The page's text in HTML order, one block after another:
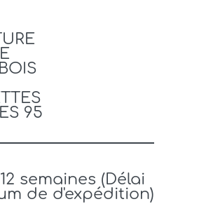
95
semaines (Délai
de d'expédition)